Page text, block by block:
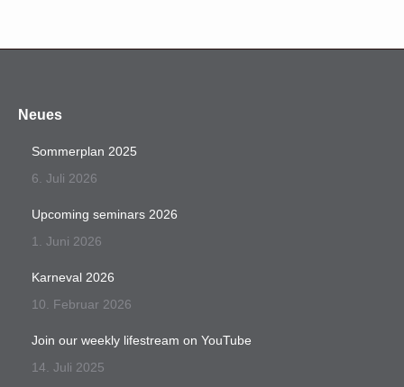
Neues
Sommerplan 2025
6. Juli 2026
Upcoming seminars 2026
1. Juni 2026
Karneval 2026
10. Februar 2026
Join our weekly lifestream on YouTube
14. Juli 2025